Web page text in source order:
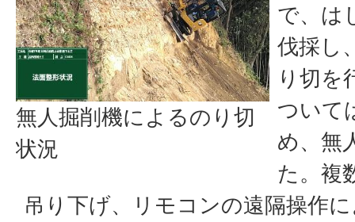
無人掘削機によるのり切
状況
で、は
伐採し
り切を
ついて
め、無
た。複
吊り下げ、リモコンの遠隔操作